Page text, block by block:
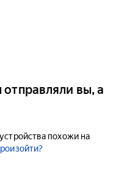
вы, а
похожи на